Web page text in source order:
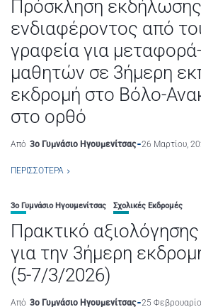
Πρόσκληση εκδήλωσης
ενδιαφέροντος από
γραφεία για
μαθητών σε 3ήμερη
εκδρομή στο Βόλο-
στο ορθό
Από 3ο Γυμνάσιο Ηγουμενίτσας 26 Μαρτίου,
ΠΕΡΙΣΣΌΤΕΡΑ
3ο Γυμνάσιο Ηγουμενίτσας Σχολικές Εκδρομές
Πρακτικό
για την 3ήμερη
(5-7/3/2026)
Από 3ο Γυμνάσιο Ηγουμενίτσας 25